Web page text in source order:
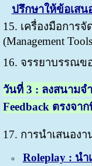
ปรึกษาให้ข้อเส
15. เครื่องมือการ
(Management
16. จรรยาบรรณข
วันที่3 : ลงสนามจ
Feedback ตรงจา
17. การนำเสนอง
Roleplay : นำ